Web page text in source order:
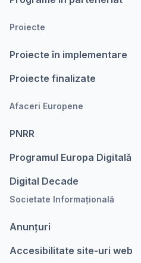
Proiecte
Proiecte în implementare
Proiecte finalizate
Afaceri Europene
PNRR
Programul Europa Digitalǎ
Digital Decade
Societate Informațională
Anunțuri
Accesibilitate site-uri web